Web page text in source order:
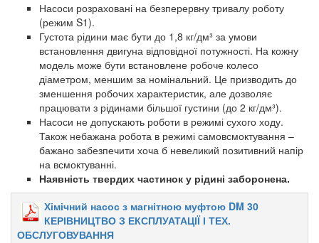
Насоси розраховані на безперервну тривалу роботу
(режим S1).
Густота рідини має бути до 1,8 кг/дм³ за умови
встановлення двигуна відповідної потужності. На кожну
модель може бути встановлене робоче колесо
діаметром, меншим за номінальний. Це призводить до
зменшення робочих характеристик, але дозволяє
працювати з рідинами більшої густини (до 2 кг/дм³).
Насоси не допускають роботи в режимі сухого ходу.
Також небажана робота в режимі самовсмоктування –
бажано забезпечити хоча б невеликий позитивний напір
на всмоктуванні.
Наявність твердих частинок у рідині заборонена.
Хімічний насос з магнітною муфтою DM 30
КЕРІВНИЦТВО З ЕКСПЛУАТАЦІЇ І ТЕХ.
ОБСЛУГОВУВАННЯ